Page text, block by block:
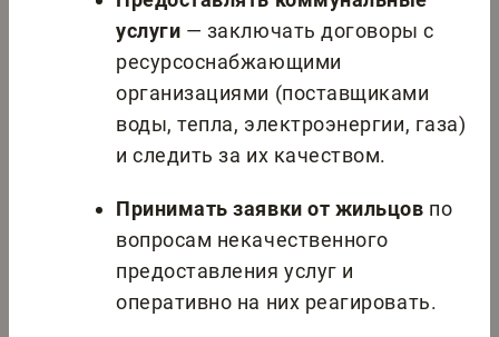
услуги — заключать договоры с
ресурсоснабжающими
организациями (поставщиками
воды, тепла, электроэнергии, газа)
и следить за их качеством.
Принимать заявки от жильцов по
вопросам некачественного
предоставления услуг и
оперативно на них реагировать.